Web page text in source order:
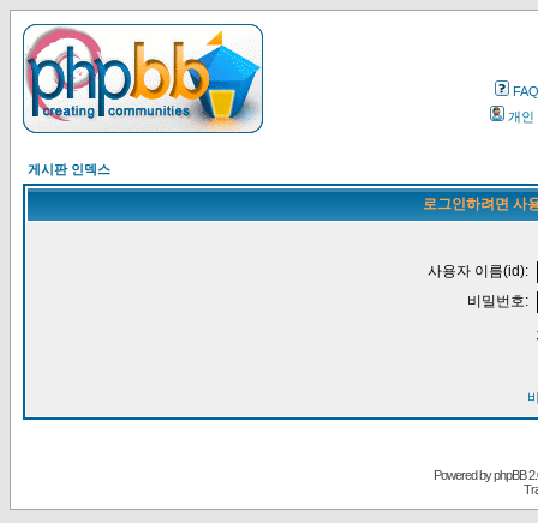
FAQ
개인
게시판 인덱스
로그인하려면 사
사용자 이름(id):
비밀번호:
Powered byphpBB